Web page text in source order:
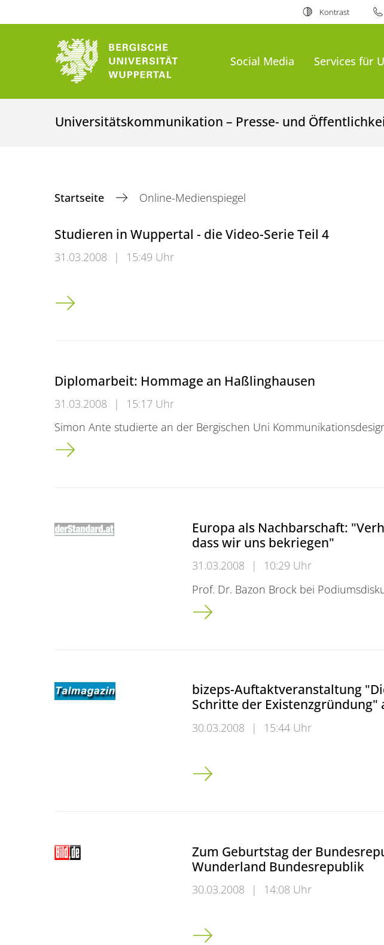
Kontrast
Social Media Services für
Universitätskommunikation – Presse- und
Startseite Online-Medienspiegel
Studieren in Wuppertal - die Video-Serie Teil 4
31.03.2008 | 15:49 Uhr
Studieren in Wuppertal - die Video-Serie Teil 4
Diplomarbeit: Hommage an Haßlinghausen
31.03.2008 |
15:17 Uhr
Simon Ante studierte an der Bergischen Uni
Diplomarbeit: Hommage an Haßlinghausen
Europa als Nachbarschaft:
dass wir uns bekriegen"
31.03.2008 |
10:29 Uhr
Prof. Dr. Bazon Brock bei
Europa als Nachbarschaft:
bizeps-Auftaktveranstaltung
Schritte der Existenzgründung"
30.03.2008 | 15:44 Uhr
bizeps-Auftaktveranstaltung <br /
Zum Geburtstag der
Wunderland Bundesrepublik
30.03.2008 | 14:08 Uhr
Zum Geburtstag der